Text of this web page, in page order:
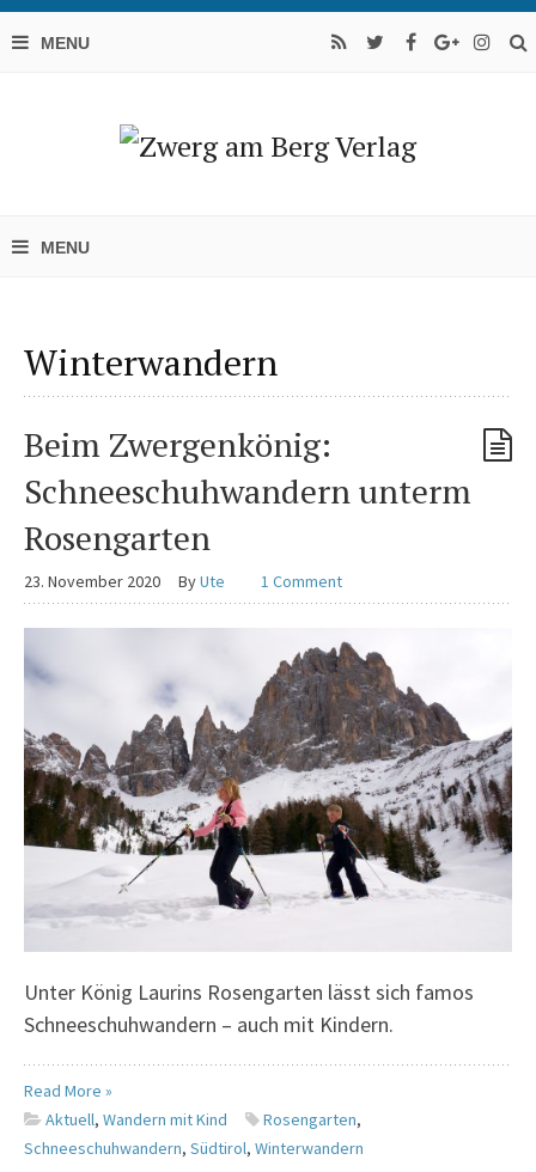
Winterwandern
Beim Zwergenkönig:
Schneeschuhwandern unterm
Rosengarten
23. November 2020 ByUte 1 Comment
Unter König Laurins Rosengarten lässt sich famos
Schneeschuhwandern – auch mit Kindern.
Read More »
Aktuell, Wandern mit Kind Rosengarten,
Schneeschuhwandern, Südtirol, Winterwandern